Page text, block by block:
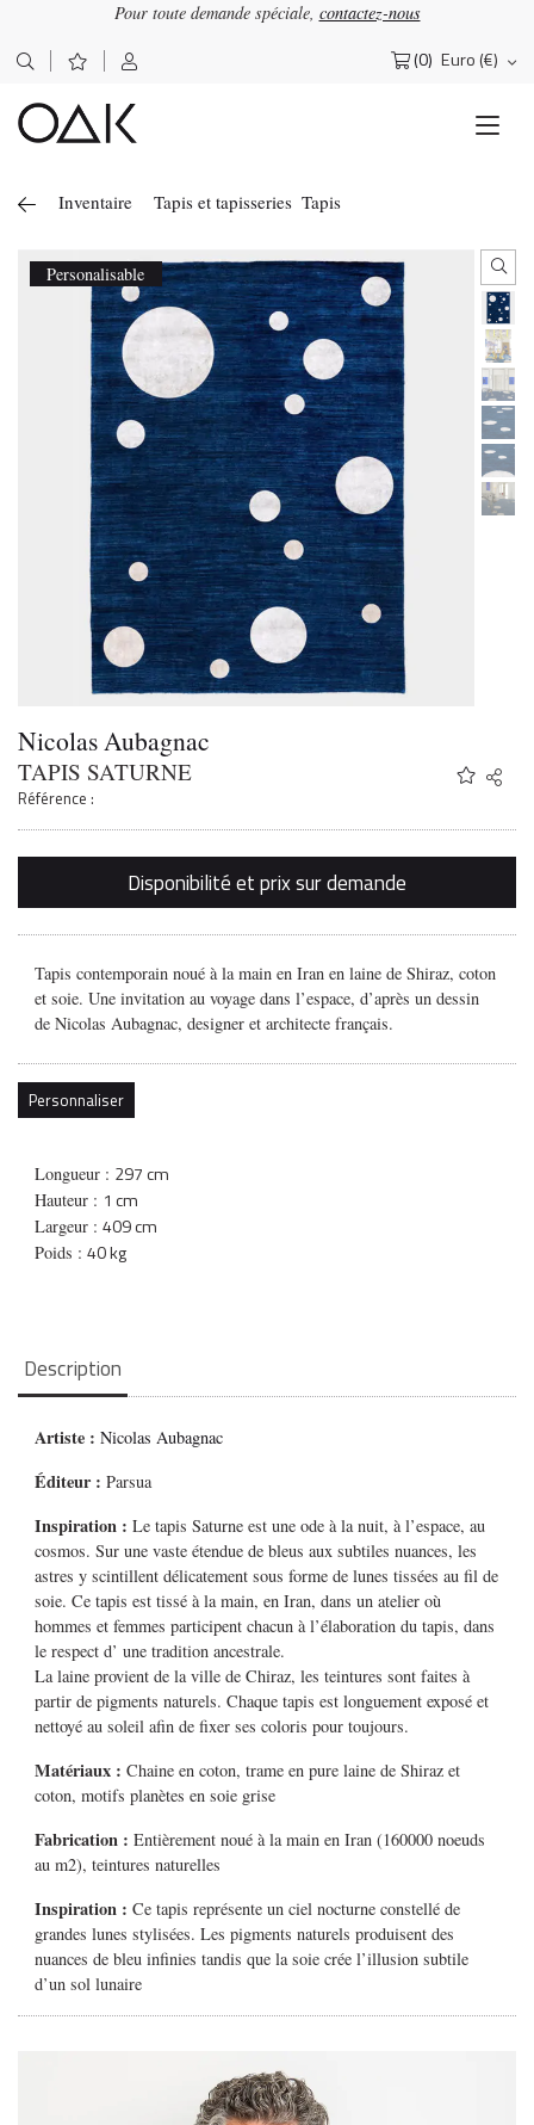
Pour toute demande spéciale, contactez-nous
(0) Euro (€)
Rechercher :
Inventaire Tapis et tapisseries Tapis
Personalisable
Nicolas Aubagnac
TAPIS SATURNE
Référence :
Share
Twitter
Email
Disponibilité et prix sur demande
Tapis contemporain noué à la main en Iran en laine de Shiraz, coton
et soie. Une invitation au voyage dans l’espace, d’après un dessin
de Nicolas Aubagnac, designer et architecte français.
Personnaliser
Longueur : 297 cm
Hauteur : 1 cm
Largeur :409 cm
Poids :40 kg
Description
Artiste : Nicolas Aubagnac
Éditeur : Parsua
Inspiration :Le tapis Saturne est une ode à la nuit, à l’espace, au
cosmos. Sur une vaste étendue de bleus aux subtiles nuances, les
astres y scintillent délicatement sous forme de lunes tissées au fil de
soie. Ce tapis est tissé à la main, en Iran, dans un atelier où
hommes et femmes participent chacun à l’élaboration du tapis, dans
le respect d’ une tradition ancestrale.
La laine provient de la ville de Chiraz, les teintures sont faites à
partir de pigments naturels. Chaque tapis est longuement exposé et
nettoyé au soleil afin de fixer ses coloris pour toujours.
Matériaux : Chaine en coton, trame en pure laine de Shiraz et
coton, motifs planètes en soie grise
Fabrication : Entièrement noué à la main en Iran (160000 noeuds
au m2), teintures naturelles
Inspiration :Ce tapis représente un ciel nocturne constellé de
grandes lunes stylisées. Les pigments naturels produisent des
nuances de bleu infinies tandis que la soie crée l’illusion subtile
d’un sol lunaire